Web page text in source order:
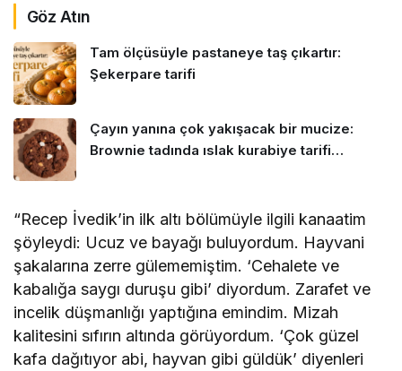
Göz Atın
Tam ölçüsüyle pastaneye taş çıkartır:
Şekerpare tarifi
Çayın yanına çok yakışacak bir mucize:
Brownie tadında ıslak kurabiye tarifi…
“Recep İvedik’in ilk altı bölümüyle ilgili kanaatim
şöyleydi: Ucuz ve bayağı buluyordum. Hayvani
şakalarına zerre gülememiştim. ‘Cehalete ve
kabalığa saygı duruşu gibi’ diyordum. Zarafet ve
incelik düşmanlığı yaptığına emindim. Mizah
kalitesini sıfırın altında görüyordum. ‘Çok güzel
kafa dağıtıyor abi, hayvan gibi güldük’ diyenleri